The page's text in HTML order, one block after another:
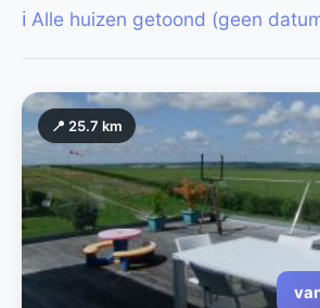
ℹ️ Alle huizen getoond (geen
📍 25.7 km